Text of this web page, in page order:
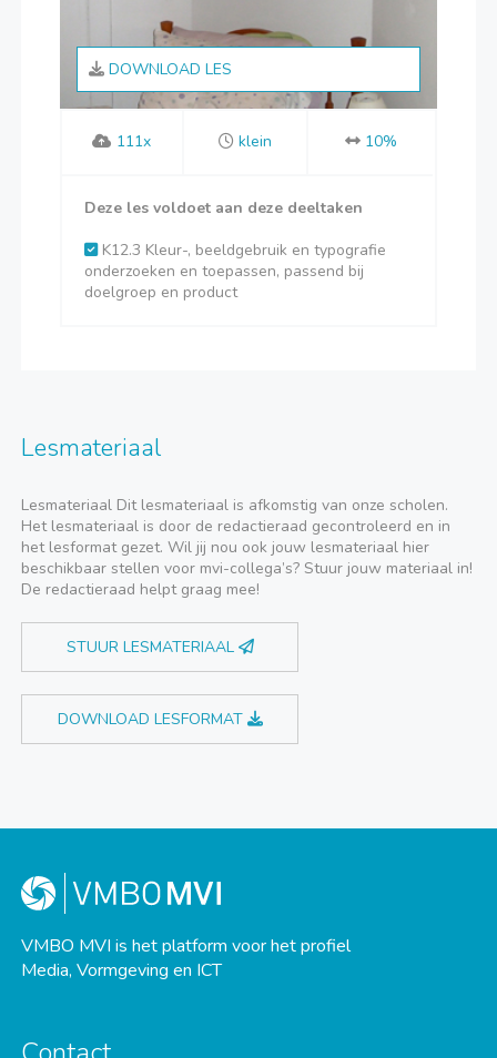
DOWNLOAD LES
111x klein 10%
Deze les voldoet aan deze deeltaken
K12.3 Kleur-, beeldgebruik en typografie
onderzoeken en toepassen, passend bij
doelgroep en product
Lesmateriaal
Lesmateriaal Dit lesmateriaal is afkomstig van onze scholen.
Het lesmateriaal is door de redactieraad gecontroleerd en in
het lesformat gezet. Wil jij nou ook jouw lesmateriaal hier
beschikbaar stellen voor mvi-collega’s? Stuur jouw materiaal in!
De redactieraad helpt graag mee!
STUUR LESMATERIAAL
DOWNLOAD LESFORMAT
VMBO MVI is het platform voor het profiel
Media, Vormgeving en ICT